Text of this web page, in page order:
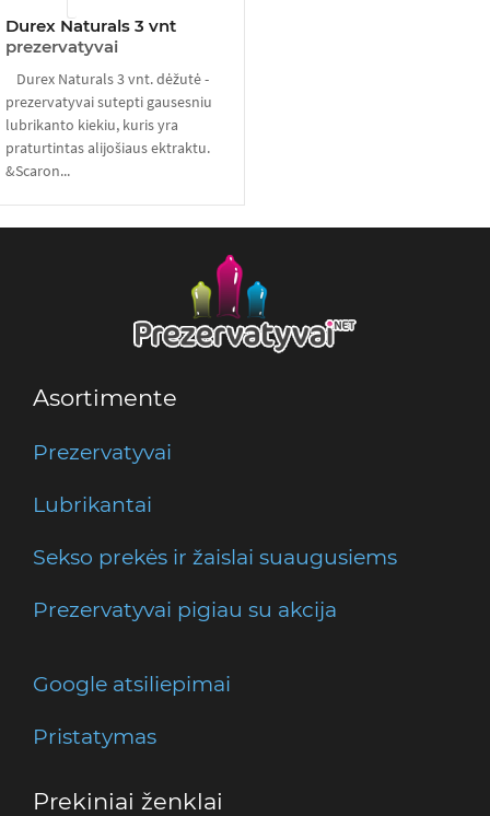
Durex Naturals 3 vnt
prezervatyvai
Durex Naturals 3 vnt. dėžutė -
prezervatyvai sutepti gausesniu
lubrikanto kiekiu, kuris yra
praturtintas alijošiaus ektraktu.
&Scaron...
Asortimente
Prezervatyvai
Lubrikantai
Sekso prekės ir žaislai suaugusiems
Prezervatyvai pigiau su akcija
Google atsiliepimai
Pristatymas
Prekiniai ženklai